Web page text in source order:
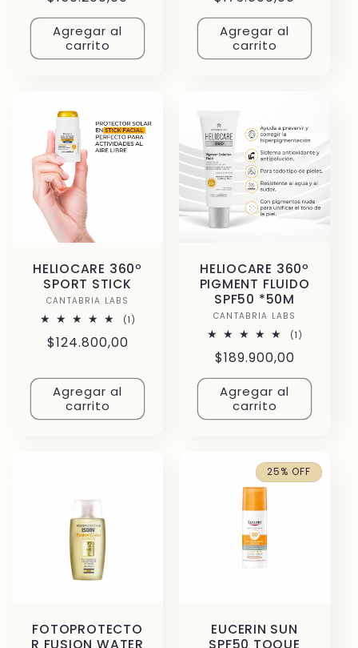
habitual
Agregar al
carrito
habitual
Agregar al
carrito
HELIOCARE 360º
SPORT STICK
Proveedor:
CANTABRIA LABS
(1)
Precio
$124.800,00
Agregar al
carrito
HELIOCARE 360º
PIGMENT FLUIDO
SPF50 *50M
Proveedor:
CANTABRIA LABS
(1)
Precio
habitual
$189.900,00
Agregar al
carrito
FOTOPROTECTO
R FUSION WATER
25% OFF
EUCERIN SUN
SPF50 TOQUE